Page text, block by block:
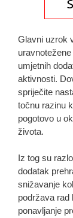
Glavni uzrok
umjetnih
aktivnosti.
spriječite
točnu razinu
pogotovo u
života.
Iz tog su
dodatak
snižavanje
podržava rad
ponavljanje